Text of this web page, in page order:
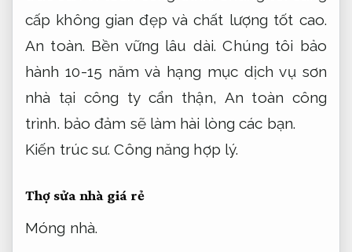
cấp không gian đẹp và chất lượng tốt cao.
An toàn. Bền vững lâu dài. Chúng tôi bảo
hành 10-15 năm và hạng mục dịch vụ sơn
nhà tại công ty cẩn thận, An toàn công
trình. bảo đảm sẽ làm hài lòng các bạn.
Kiến trúc sư. Công năng hợp lý.
Thợ sửa nhà giá rẻ
Móng nhà.